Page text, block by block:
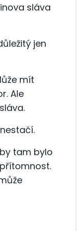
sláva
jen
mít
Ale
tam bylo